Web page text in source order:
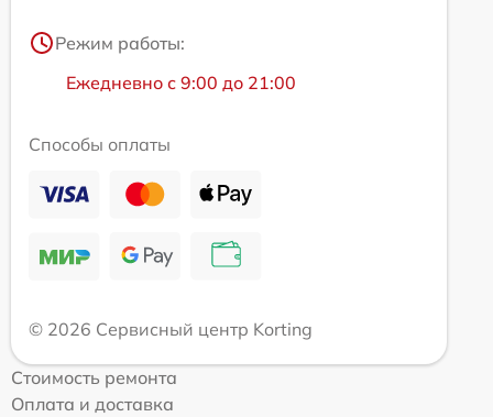
Режим работы:
Ежедневно с 9:00 до 21:00
Способы оплаты
© 2026 Сервисный центр Korting
Стоимость ремонта
Оплата и доставка